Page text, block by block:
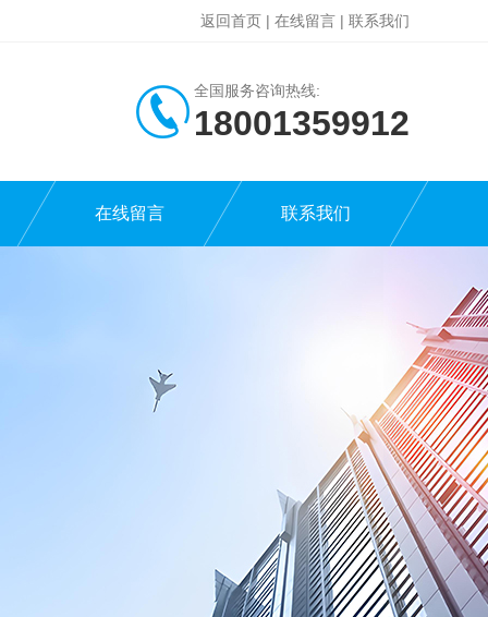
返回首页 | 在线留言 | 联系我们
全国服务咨询热线:
18001359912
在线留言 联系我们